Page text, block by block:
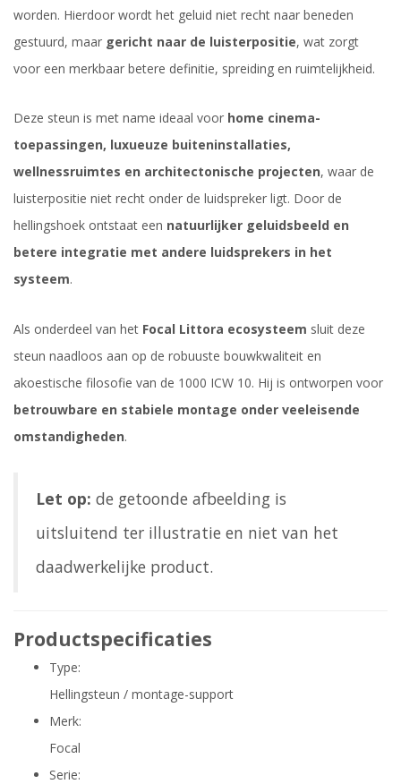
worden. Hierdoor wordt het geluid niet recht naar beneden
gestuurd, maar gericht naar de luisterpositie, wat zorgt
voor een merkbaar betere definitie, spreiding en ruimtelijkheid.
Deze steun is met name ideaal voor home cinema-
toepassingen, luxueuze buiteninstallaties,
wellnessruimtes en architectonische projecten, waar de
luisterpositie niet recht onder de luidspreker ligt. Door de
hellingshoek ontstaat een natuurlijker geluidsbeeld en
betere integratie met andere luidsprekers in het
systeem.
Als onderdeel van het Focal Littora ecosysteem sluit deze
steun naadloos aan op de robuuste bouwkwaliteit en
akoestische filosofie van de 1000 ICW 10. Hij is ontworpen voor
betrouwbare en stabiele montage onder veeleisende
omstandigheden.
Let op: de getoonde afbeelding is
uitsluitend ter illustratie en niet van het
daadwerkelijke product.
Productspecificaties
Type:
Hellingsteun / montage-support
Merk:
Focal
Serie: